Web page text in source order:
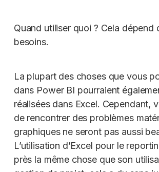
Quand utiliser quoi ? Cela dépend
besoins.
La plupart des choses que vous
dans Power BI pourraient
réalisées dans Excel. Cependant,
de rencontrer des problèmes
graphiques ne seront pas aussi
L’utilisation d’Excel pour le
près la même chose que son